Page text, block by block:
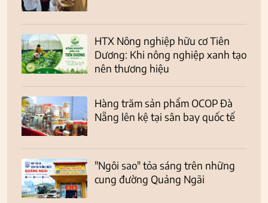
HTX Nông nghiệp hữu cơ Tiên
Dương: Khi nông nghiệp xanh tạo
nên thương hiệu
Hàng trăm sản phẩm OCOP Đà
Nẵng lên kệ tại sân bay quốc tế
"Ngôi sao" tỏa sáng trên những
cung đường Quảng Ngãi